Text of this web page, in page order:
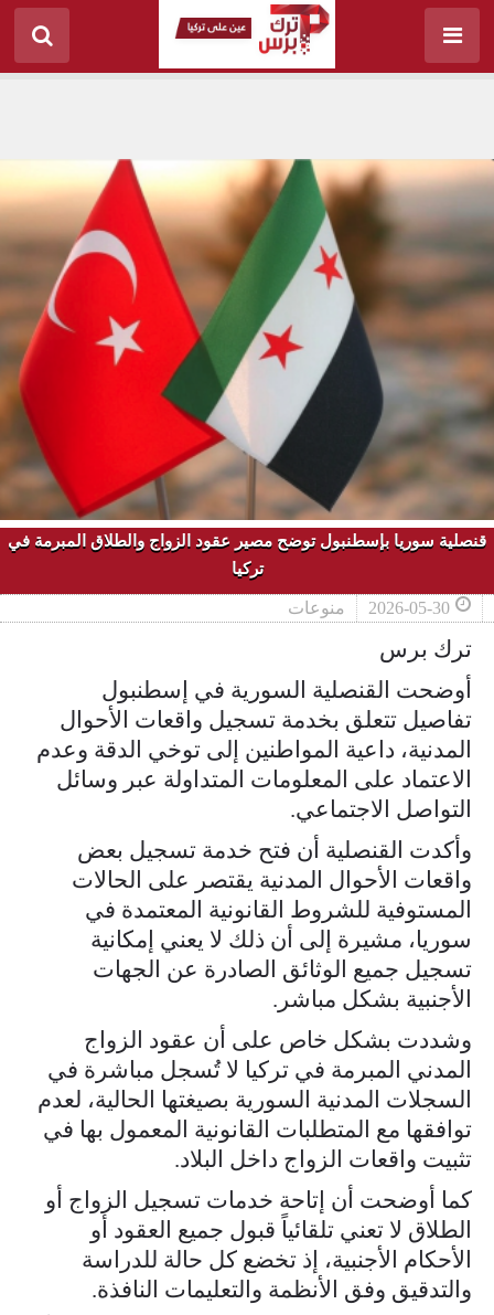
قنصلية سوريا بإسطنبول توضح مصير عقود الزواج والطلاق المبرمة في
تركيا
2026-05-30 منوعات
ترك برس
أوضحت القنصلية السورية في إسطنبول
تفاصيل تتعلق بخدمة تسجيل واقعات الأحوال
المدنية، داعية المواطنين إلى توخي الدقة وعدم
الاعتماد على المعلومات المتداولة عبر وسائل
التواصل الاجتماعي.
وأكدت القنصلية أن فتح خدمة تسجيل بعض
واقعات الأحوال المدنية يقتصر على الحالات
المستوفية للشروط القانونية المعتمدة في
سوريا، مشيرة إلى أن ذلك لا يعني إمكانية
تسجيل جميع الوثائق الصادرة عن الجهات
الأجنبية بشكل مباشر.
وشددت بشكل خاص على أن عقود الزواج
المدني المبرمة في تركيا لا تُسجل مباشرة في
السجلات المدنية السورية بصيغتها الحالية، لعدم
توافقها مع المتطلبات القانونية المعمول بها في
تثبيت واقعات الزواج داخل البلاد.
كما أوضحت أن إتاحة خدمات تسجيل الزواج أو
الطلاق لا تعني تلقائياً قبول جميع العقود أو
الأحكام الأجنبية، إذ تخضع كل حالة للدراسة
والتدقيق وفق الأنظمة والتعليمات النافذة.